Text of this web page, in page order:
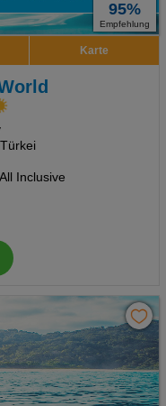
95%
Empfehlung
Karte
Inclusive